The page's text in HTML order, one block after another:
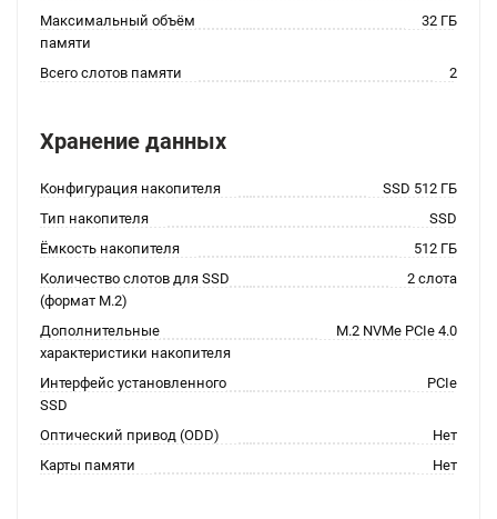
Максимальный объём
памяти
32 ГБ
Всего слотов памяти 2
Хранение данных
Конфигурация накопителя
SSD 512 ГБ
Тип накопителя
SSD
Ёмкость накопителя
512 ГБ
Количество слотов для SSD
(формат M.2)
2 слота
Дополнительные
характеристики накопителя
M.2 NVMe PCIe 4.0
Интерфейс установленного
SSD
PCIe
Оптический привод (ODD)
Нет
Карты памяти
Нет